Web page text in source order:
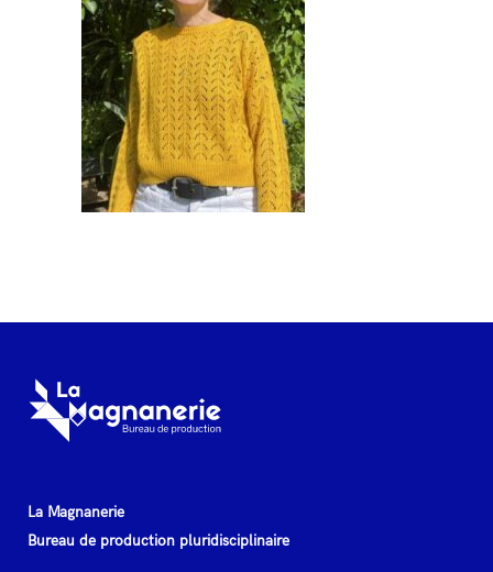
La Magnanerie
Bureau de production pluridisciplinaire